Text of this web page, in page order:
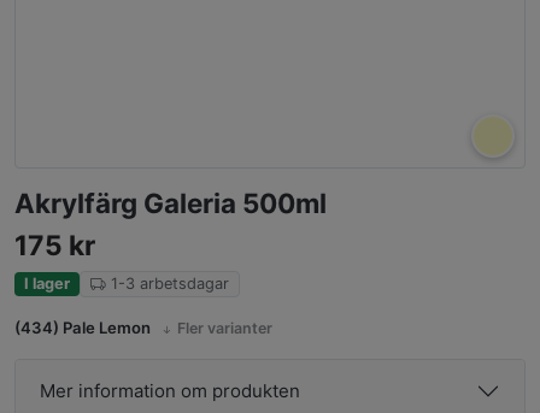
Akrylfärg Galeria 500ml
175 kr
I lager 1-3 arbetsdagar
(434) Pale Lemon Fler varianter
Mer information om produkten